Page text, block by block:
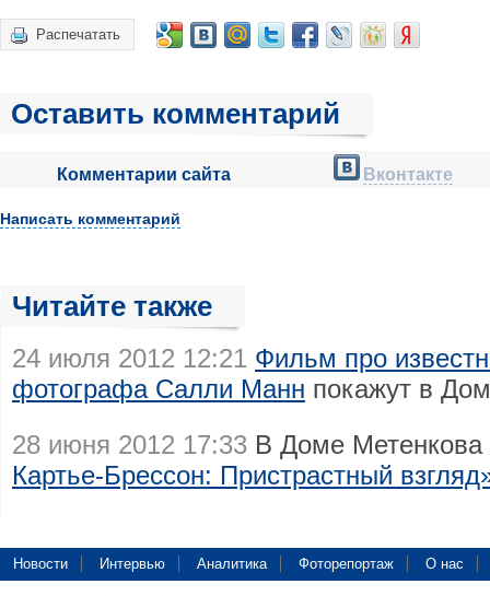
Распечатать
Оставить комментарий
Комментарии сайта Вконтакте
Написать комментарий
Читайте также
24 июля 2012 12:21 Фильм про
фотографа Салли Манн покажут в
28 июня 2012 17:33 В Доме
Картье-Брессон: Пристрастный
Новости Интервью Аналитика Фоторепортаж О нас